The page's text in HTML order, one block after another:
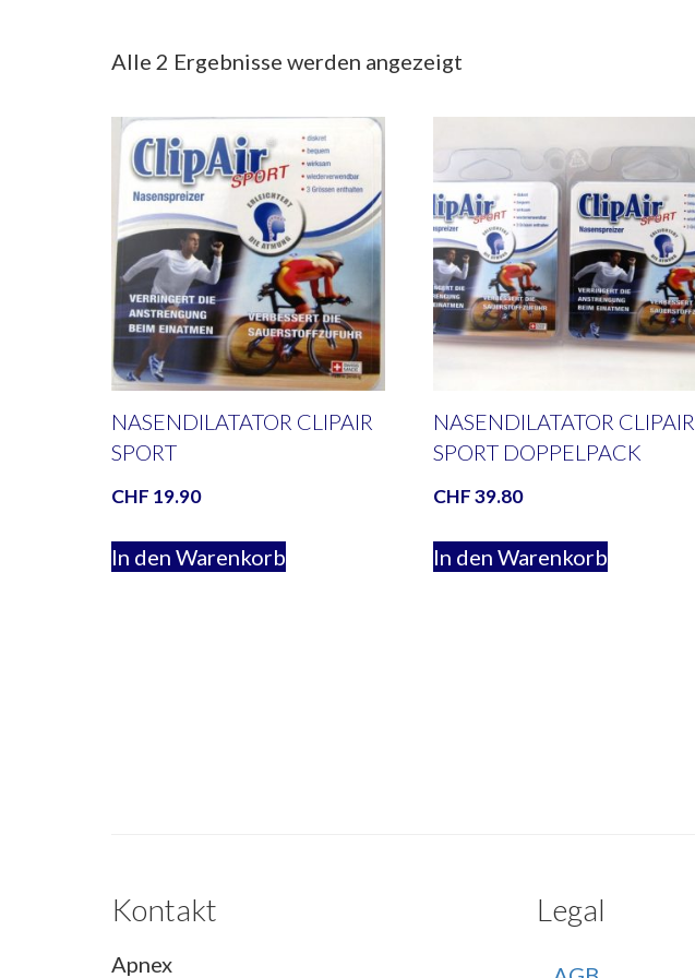
Alle 2 Ergebnisse werden angezeigt
NASENDILATATOR CLIPAIR
SPORT
CHF 19.90
In den Warenkorb
NASENDILATATOR CLIPAIR
SPORT DOPPELPACK
CHF39.80
In den Warenkorb
Kontakt
Apnex
Legal